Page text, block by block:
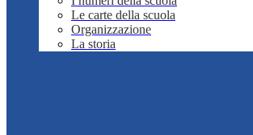
Le carte della scuola
Organizzazione
La storia